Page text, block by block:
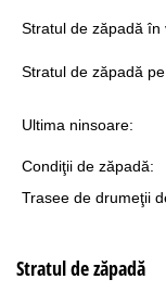
Stratul de zăpadă în
Stratul de zăpadă
Ultima ninsoare:
Condiţii de zăpadă:
Trasee de drumeţii
Stratul de zăpadă